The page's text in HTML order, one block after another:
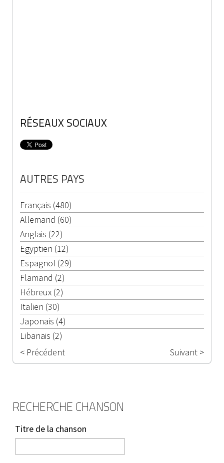
RÉSEAUX SOCIAUX
AUTRES PAYS
Français (480)
Allemand (60)
Anglais (22)
Egyptien (12)
Espagnol (29)
Flamand (2)
Hébreux (2)
Italien (30)
Japonais (4)
Libanais (2)
< Précédent
Suivant >
RECHERCHE CHANSON
Titre de la chanson